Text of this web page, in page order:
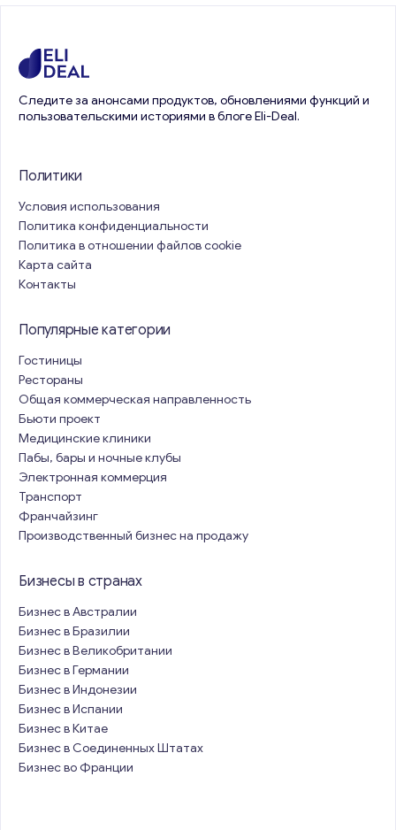
Следите за анонсами продуктов, обновлениями функций и
пользовательскими историями в блоге Eli-Deal.
Политики
Условия использования
Политика конфиденциальности
Политика в отношении файлов cookie
Карта сайта
Контакты
Популярные категории
Гостиницы
Рестораны
Общая коммерческая направленность
Бьюти проект
Медицинские клиники
Пабы, бары и ночные клубы
Электронная коммерция
Транспорт
Франчайзинг
Производственный бизнес на продажу
Бизнесы в странах
Бизнес в Австралии
Бизнес в Бразилии
Бизнес в Великобритании
Бизнес в Германии
Бизнес в Индонезии
Бизнес в Испании
Бизнес в Китае
Бизнес в Соединенных Штатах
Бизнес во Франции